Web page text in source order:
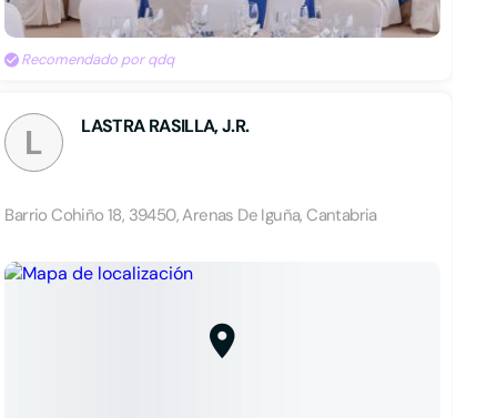
Recomendado por qdq
L LASTRA RASILLA, J.R.
Barrio Cohiño 18, 39450, Arenas De Iguña, Cantabria